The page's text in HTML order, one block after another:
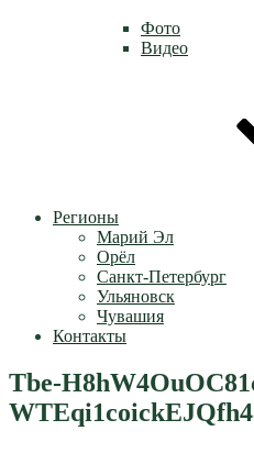
Фото
Видео
Регионы
Марий Эл
Орёл
Санкт-Петербург
Ульяновск
Чувашия
Контакты
Tbe-